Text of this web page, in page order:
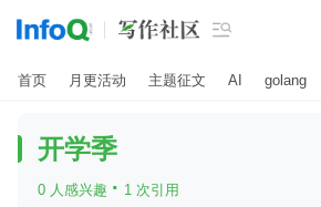

首页 月更活动 主题征文 AI golang
开学季
0 人感兴趣 · 1 次引用